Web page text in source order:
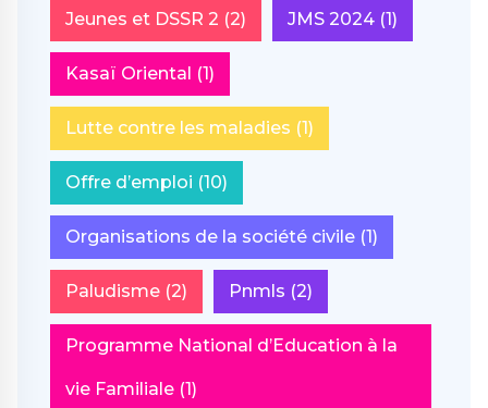
Jeunes et DSSR 2 (2) JMS 2024 (1)
Kasaï Oriental (1)
Lutte contre les maladies (1)
Offre d’emploi (10)
Organisations de la société civile (1)
Paludisme (2) Pnmls (2)
Programme National d’Education à la
vie Familiale (1)